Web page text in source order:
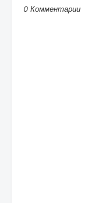
0 Комментарии